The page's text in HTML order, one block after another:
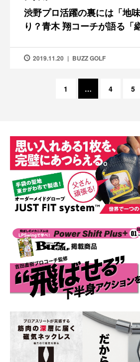
渋野プロ活躍の裏には「地
り？青木 翔コーチが語る「
2019.11.20 BUZZ GOLF
1 … 4 5